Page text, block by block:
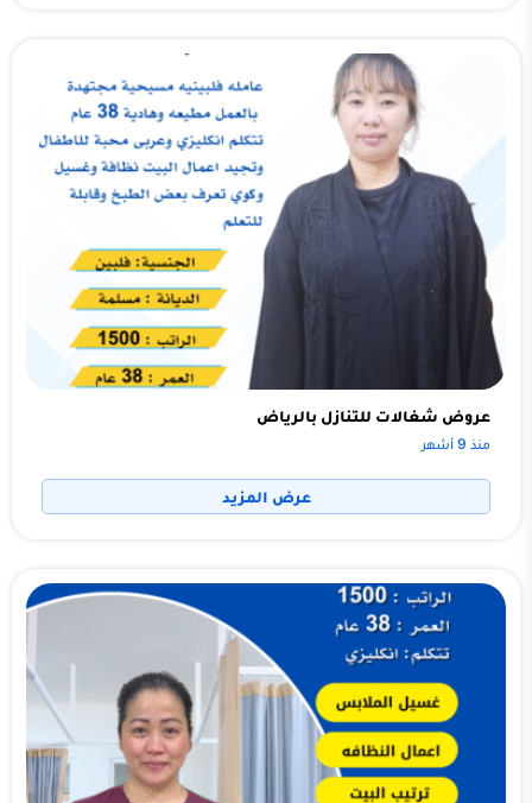
عروض شغالات للتنازل بالرياض
منذ 9 أشهر
عرض المزيد